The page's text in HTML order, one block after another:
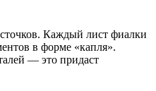
Каждый лист фиалки
в форме «капля».
— это придаст